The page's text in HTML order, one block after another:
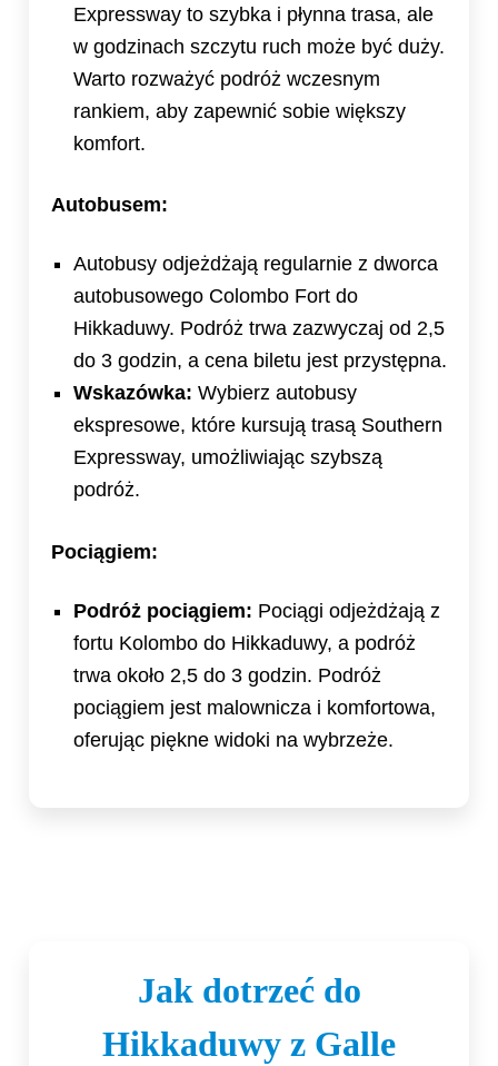
Expressway to szybka i płynna trasa, ale
w godzinach szczytu ruch może być duży.
Warto rozważyć podróż wczesnym
rankiem, aby zapewnić sobie większy
komfort.
Autobusem:
Autobusy odjeżdżają regularnie z dworca
autobusowego Colombo Fort do
Hikkaduwy. Podróż trwa zazwyczaj od 2,5
do 3 godzin, a cena biletu jest przystępna.
Wskazówka: Wybierz autobusy
ekspresowe, które kursują trasą Southern
Expressway, umożliwiając szybszą
podróż.
Pociągiem:
Podróż pociągiem: Pociągi odjeżdżają z
fortu Kolombo do Hikkaduwy, a podróż
trwa około 2,5 do 3 godzin. Podróż
pociągiem jest malownicza i komfortowa,
oferując piękne widoki na wybrzeże.
Jak dotrzeć do
Hikkaduwy z Galle